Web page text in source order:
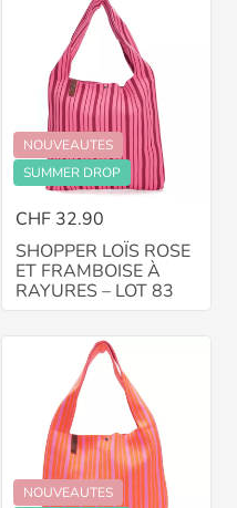
NOUVEAUTES
SUMMER DROP
CHF 32.90
SHOPPER LOÏS ROSE
ET FRAMBOISE À
RAYURES – LOT 83
NOUVEAUTES